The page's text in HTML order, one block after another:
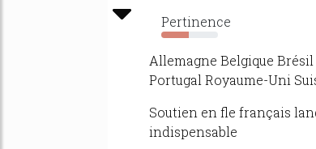
Pertinence
49%
Allemagne Belgique
Portugal Royaume-Uni
Soutien en fle français
indispensable